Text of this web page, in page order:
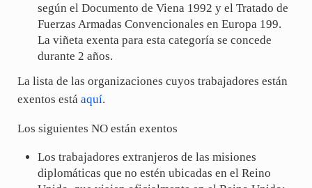
según el Documento de Viena 1992 y el Tratado de
Fuerzas Armadas Convencionales en Europa 199.
La viñeta exenta para esta categoría se concede
durante 2 años.
La lista de las organizaciones cuyos trabajadores están
exentos está aquí.
Los siguientes NO están exentos
Los trabajadores extranjeros de las misiones
diplomáticas que no estén ubicadas en el Reino